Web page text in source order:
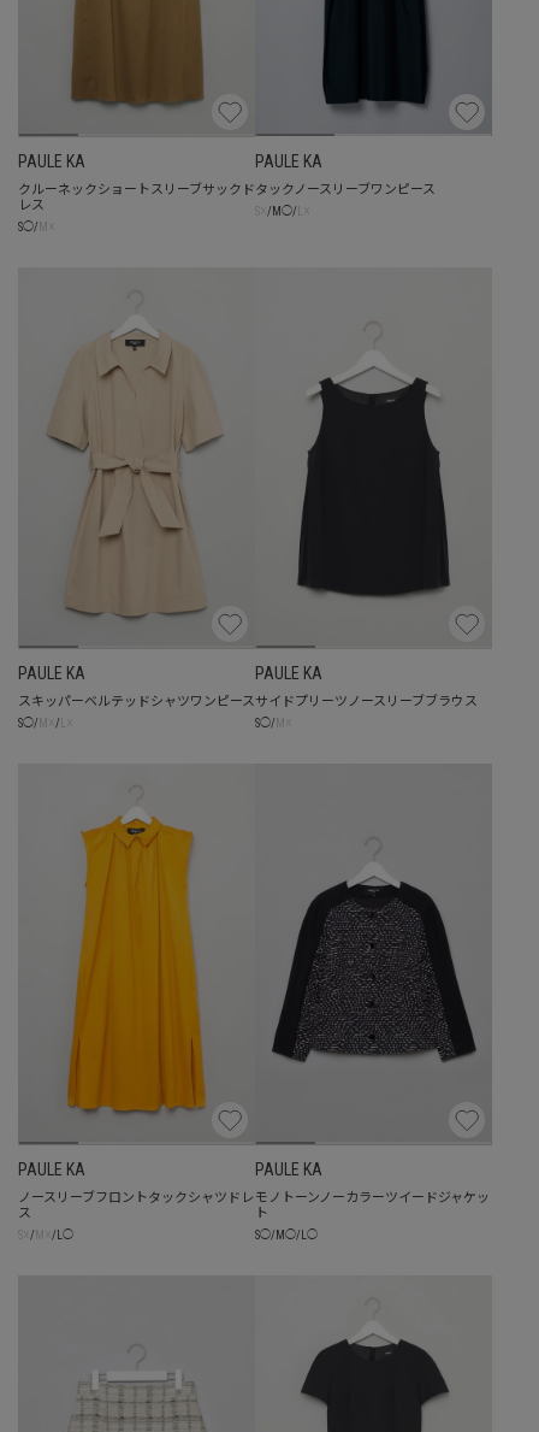
PAULE KA
クルーネックショートスリーブサックド
レス
S◯/
PAULE KA
タックノースリーブワンピース
/ M ◯/
PAULE KA
スキッパーベルテッドシャツワンピース
S◯/ /
PAULE KA
サイドプリーツノースリーブブラウス
S◯/
PAULE KA
ノースリーブフロントタックシャツドレ
ス
/ / L◯
PAULE KA
モノトーンノーカラーツイードジャケッ
ト
S◯/ M ◯/ ◯